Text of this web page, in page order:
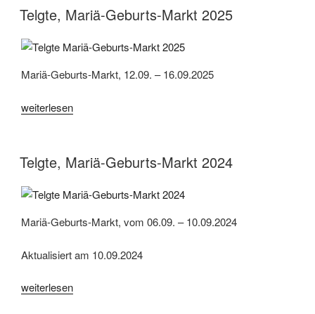
Telgte, Mariä-Geburts-Markt 2025
Mariä-Geburts-Markt, 12.09. – 16.09.2025
„Telgte,
Markt
2025“
weiterlesen
Telgte, Mariä-Geburts-Markt 2024
Mariä-Geburts-Markt, vom 06.09. – 10.09.2024
Aktualisiert am 10.09.2024
„Telgte,
weiterlesen